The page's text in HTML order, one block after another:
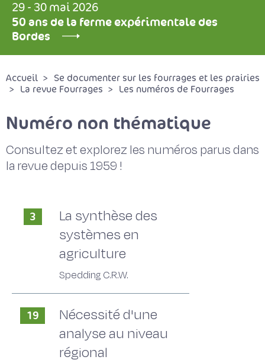
29 - 30 mai 2026
50 ans de la ferme expérimentale des
Bordes
Accueil
Se documenter sur les fourrages et les prairies
La revue Fourrages
Les numéros de Fourrages
Numéro non thématique
Consultez et explorez les numéros parus dans
la revue depuis 1959 !
3
La synthèse des
systèmes en
agriculture
Spedding C.R.W.
19
Nécessité d'une
analyse au niveau
régional